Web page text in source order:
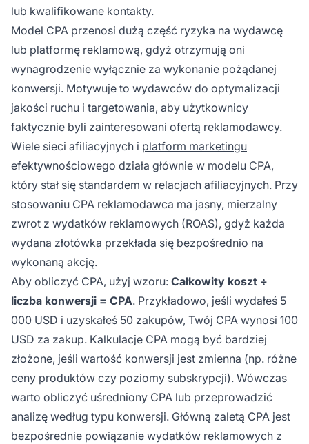
lub kwalifikowane kontakty.
Model CPA przenosi dużą część ryzyka na wydawcę
lub platformę reklamową, gdyż otrzymują oni
wynagrodzenie wyłącznie za wykonanie pożądanej
konwersji. Motywuje to wydawców do optymalizacji
jakości ruchu i targetowania, aby użytkownicy
faktycznie byli zainteresowani ofertą reklamodawcy.
Wiele sieci afiliacyjnych i platform marketingu
efektywnościowego działa głównie w modelu CPA,
który stał się standardem w relacjach afiliacyjnych. Przy
stosowaniu CPA reklamodawca ma jasny, mierzalny
zwrot z wydatków reklamowych (ROAS), gdyż każda
wydana złotówka przekłada się bezpośrednio na
wykonaną akcję.
Aby obliczyć CPA, użyj wzoru: Całkowity koszt ÷
liczba konwersji = CPA. Przykładowo, jeśli wydałeś 5
000 USD i uzyskałeś 50 zakupów, Twój CPA wynosi 100
USD za zakup. Kalkulacje CPA mogą być bardziej
złożone, jeśli wartość konwersji jest zmienna (np. różne
ceny produktów czy poziomy subskrypcji). Wówczas
warto obliczyć uśredniony CPA lub przeprowadzić
analizę według typu konwersji. Główną zaletą CPA jest
bezpośrednie powiązanie wydatków reklamowych z